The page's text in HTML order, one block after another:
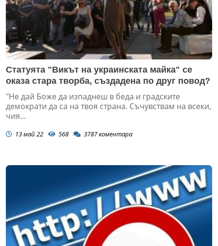
Статуята "Викът на украинската майка" се
оказа стара творба, създадена по друг повод?
"Не дай Боже да изпаднеш в беда и градските
демократи да са на твоя страна. Съчувствам на всеки,
чия...
13 май 22 568 3787коментара